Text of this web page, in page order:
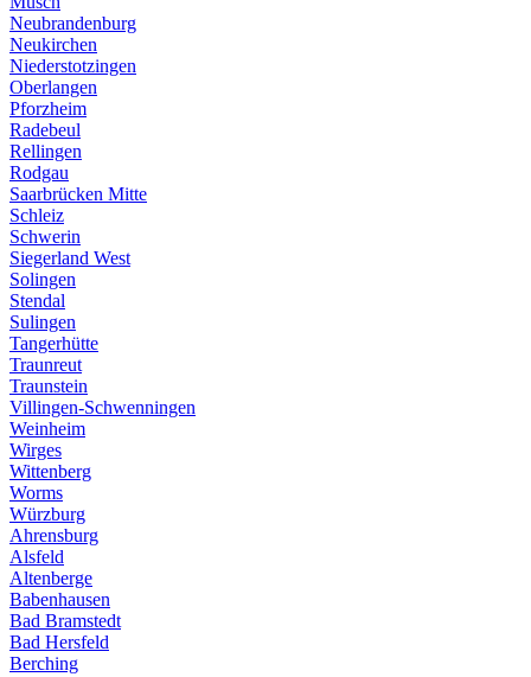
Neubrandenburg
Neukirchen
Niederstotzingen
Oberlangen
Pforzheim
Radebeul
Rellingen
Rodgau
Saarbrücken Mitte
Schleiz
Schwerin
Siegerland West
Solingen
Stendal
Sulingen
Tangerhütte
Traunreut
Traunstein
Villingen-Schwenningen
Weinheim
Wirges
Wittenberg
Worms
Würzburg
Ahrensburg
Alsfeld
Altenberge
Babenhausen
Bad Bramstedt
Bad Hersfeld
Berching